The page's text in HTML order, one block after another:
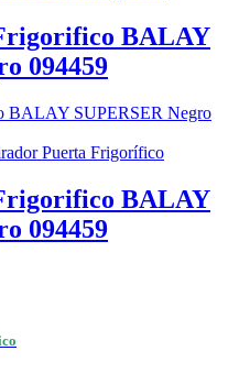
BALAY
094459
Puerta Frigorífico
BALAY
094459